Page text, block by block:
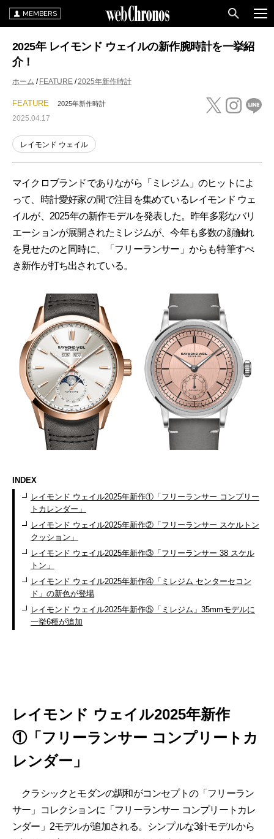
MEMBERS
2025年 レイモンド ウェイルの新作腕時計を一挙紹
介！
ホーム FEATURE 2025年新作時計
FEATURE 2025年新作時計
2025.04.17
レイモンド ウェイル
マイクロブランドでありながら「ミレジム」のヒットによ
って、時計愛好家の間で注目を集めているレイモンド ウェ
イルが、2025年の新作モデルを発表した。昨年多彩なバリ
エーションが展開されたミレジムが、今年も多数の顔触れ
を見せたのと同時に、「フリーランサー」からも特筆すべ
き新作が打ち出されている。
INDEX
レイモンド ウェイル2025年新作①「フリーランサー コンプリー
トカレンダー」
レイモンド ウェイル2025年新作②「フリーランサー スケルトン
クッション」
レイモンド ウェイル2025年新作③「フリーランサー 38 スケル
トン」
レイモンド ウェイル2025年新作④「ミレジム センターセコン
ド」の新色が登場
レイモンド ウェイル2025年新作⑤「ミレジム」35mmモデルに
一挙6種が追加
レイモンド ウェイル2025年新作
①「フリーランサー コンプリートカ
レンダー」
クラシックとモダンの調和がコンセプトの「フリーラン
サー」コレクションに「フリーランサー コンプリートカレ
ンダー」2モデルが追加される。シンプルな3針モデルから